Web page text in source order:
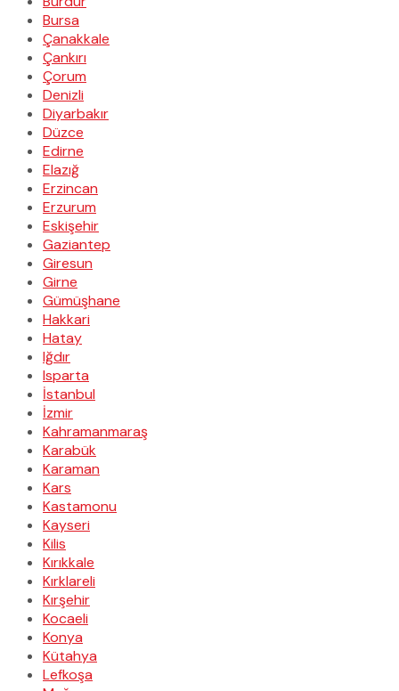
Bursa
Çanakkale
Çankırı
Çorum
Denizli
Diyarbakır
Düzce
Edirne
Elazığ
Erzincan
Erzurum
Eskişehir
Gaziantep
Giresun
Girne
Gümüşhane
Hakkari
Hatay
Iğdır
Isparta
İstanbul
İzmir
Kahramanmaraş
Karabük
Karaman
Kars
Kastamonu
Kayseri
Kilis
Kırıkkale
Kırklareli
Kırşehir
Kocaeli
Konya
Kütahya
Lefkoşa